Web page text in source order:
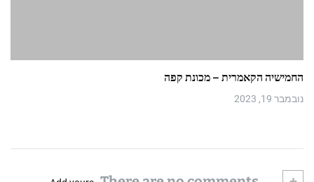
החמישיה הקאמרית – מכונת קפה
נובמבר 19, 2023